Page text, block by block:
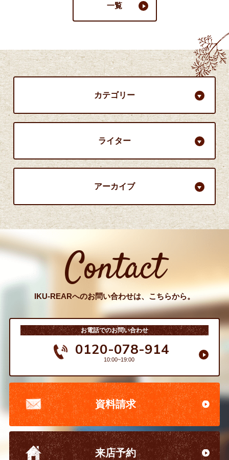
一覧
カテゴリー
ライター
アーカイブ
Contact
IKU-REARへのお問い合わせは、こちらから。
お電話でのお問い合わせ
0120-078-914
10:00~19:00
資料請求
来店予約